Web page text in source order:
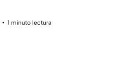
1 minuto lectura